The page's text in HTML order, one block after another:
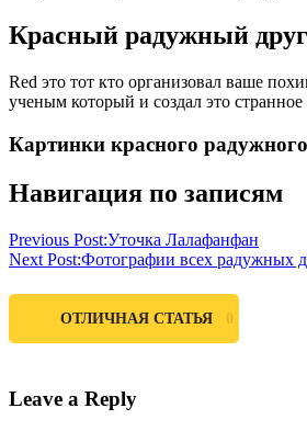
Красный радужный
Red это тот кто организовал ваше
ученым который и создал это
Картинки красного
Навигация по записям
Previous Post:Уточка Лалафанфан
Next Post:Фотографии всех радужных
ОТЛИЧНАЯ СТАТЬЯ 0
Leave a Reply